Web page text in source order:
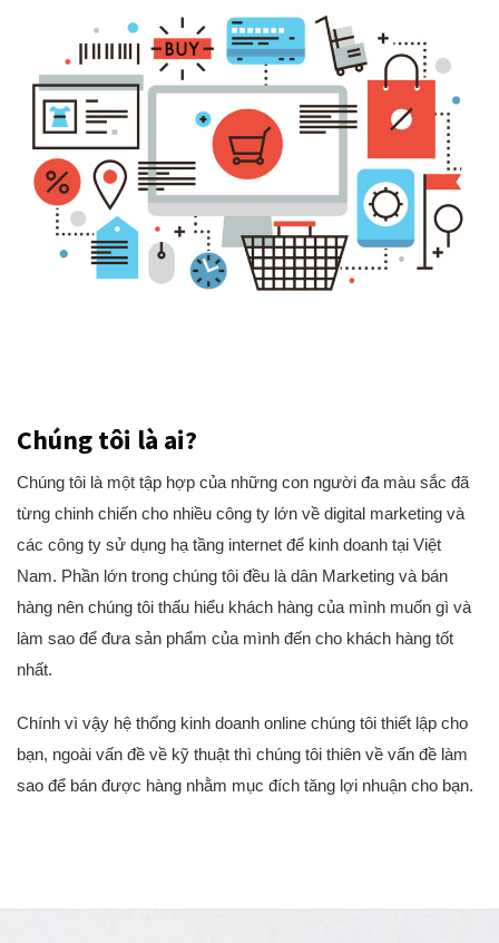
Chúng tôi là ai?
Chúng tôi là một tập hợp của những con người đa màu sắc đã
từng chinh chiến cho nhiều công ty lớn về digital marketing và
các công ty sử dụng hạ tầng internet để kinh doanh tại Việt
Nam. Phần lớn trong chúng tôi đều là dân Marketing và bán
hàng nên chúng tôi thấu hiểu khách hàng của mình muốn gì và
làm sao để đưa sản phẩm của mình đến cho khách hàng tốt
nhất.
Chính vì vậy hệ thống kinh doanh online chúng tôi thiết lập cho
bạn, ngoài vấn đề về kỹ thuật thì chúng tôi thiên về vấn đề làm
sao để bán được hàng nhằm mục đích tăng lợi nhuận cho bạn.